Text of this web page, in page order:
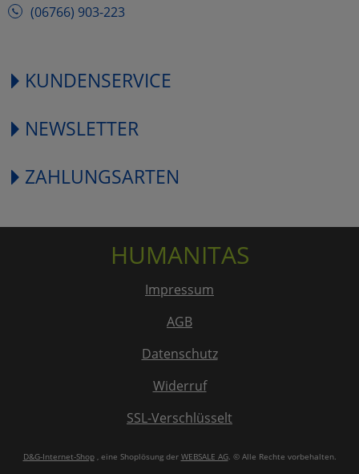
(06766) 903-223
KUNDENSERVICE
NEWSLETTER
ZAHLUNGSARTEN
HUMANITAS
Impressum
AGB
Datenschutz
Widerruf
SSL-Verschlüsselt
D&G-Internet-Shop, eine Shoplösung der WEBSALE AG. © Alle Rechte vorbehalten.